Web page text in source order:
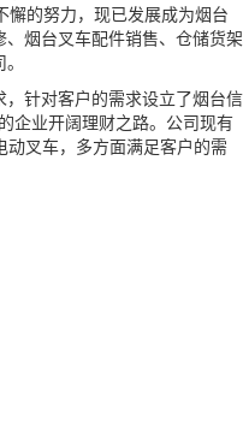
的努力，现已发展成为烟台
烟台叉车配件销售、仓储货架
针对客户的需求设立了烟台信
企业开阔理财之路。公司现有
叉车，多方面满足客户的需